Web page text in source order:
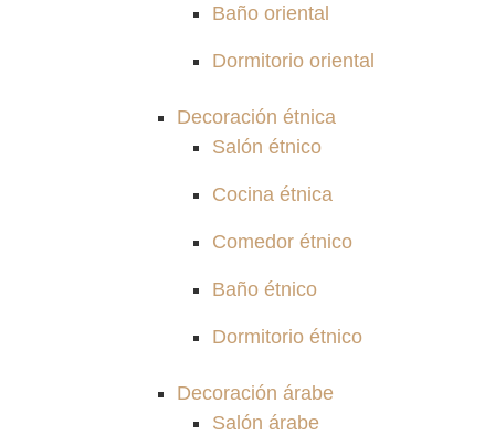
Baño oriental
Dormitorio oriental
Decoración étnica
Salón étnico
Cocina étnica
Comedor étnico
Baño étnico
Dormitorio étnico
Decoración árabe
Salón árabe